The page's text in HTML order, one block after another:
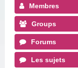
Membres
Groups
Forums
Les sujets